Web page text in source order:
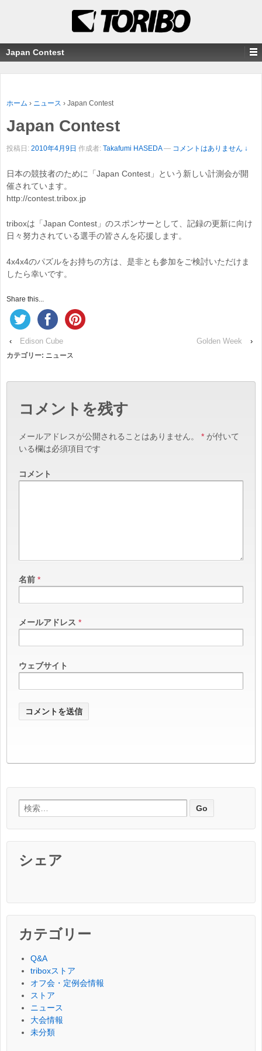
Japan Contest
ホーム › ニュース › Japan Contest
Japan Contest
投稿日: 2010年4月9日 作成者: Takafumi HASEDA — コメントはありません ↓
日本の競技者のために「Japan Contest」という新しい計測会が開
催されています。
http://contest.tribox.jp
triboxは「Japan Contest」のスポンサーとして、記録の更新に向け
日々努力されている選手の皆さんを応援します。
4x4x4のパズルをお持ちの方は、是非とも参加をご検討いただけま
したら幸いです。
Share this...
‹ Edison Cube Golden Week ›
カテゴリー: ニュース
コメントを残す
メールアドレスが公開されることはありません。 * が付いて
いる欄は必須項目です
コメント
名前 *
メールアドレス *
ウェブサイト
検索:
シェア
カテゴリー
Q&A
triboxストア
オフ会・定例会情報
ストア
ニュース
大会情報
未分類